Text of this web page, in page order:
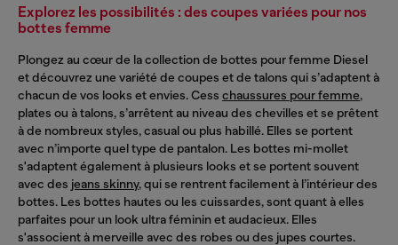
Explorez les possibilités : des coupes variées pour nos
bottes femme
Plongez au cœur de la collection de bottes pour femme Diesel
et découvrez une variété de coupes et de talons qui s’adaptent à
chacun de vos looks et envies. Cess chaussures pour femme,
plates ou à talons, s’arrêtent au niveau des chevilles et se prêtent
à de nombreux styles, casual ou plus habillé. Elles se portent
avec n’importe quel type de pantalon. Les bottes mi-mollet
s'adaptent également à plusieurs looks et se portent souvent
avec des jeans skinny, qui se rentrent facilement à l’intérieur des
bottes. Les bottes hautes ou les cuissardes, sont quant à elles
parfaites pour un look ultra féminin et audacieux. Elles
s'associent à merveille avec des robes ou des jupes courtes.